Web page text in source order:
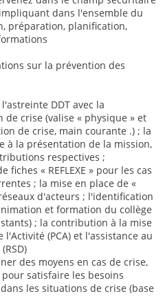
dans l'ensemble du
préparation, planification,
sur la prévention des
DDT avec la
crise (valise « physique » et
de crise, main courante .) ; la
à la présentation de la mission,
respectives ;
« REFLEXE » pour les cas
; la mise en place de «
d'acteurs ; l'identification
et formation du collège
; la contribution à la mise
(PCA) et l'assistance au
des moyens en cas de crise,
satisfaire les besoins
les situations de crise (base